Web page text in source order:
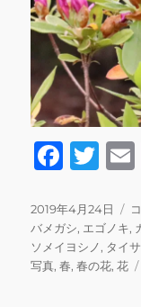
F
c
e
b
T
it
te
r
投
稿
日:
2019年4月24日
カ
テ
ゴ
リ
バメガシ, エゴノキ,
ソメイヨシノ, タイ
写真,春,春の花,花